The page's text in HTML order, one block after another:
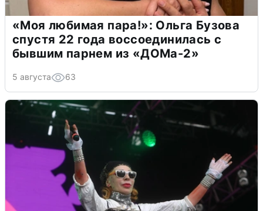
«Моя любимая пара!»: Ольга Бузова
спустя 22 года воссоединилась с
бывшим парнем из «ДОМа-2»
5 августа 63